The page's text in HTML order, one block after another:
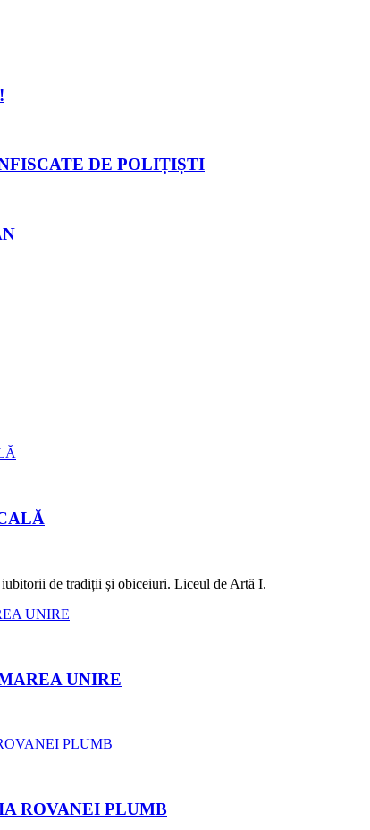
DE POLIȚIȘTI
de tradiții și obiceiuri. Liceul de Artă I.
UNIRE
ROVANEI PLUMB